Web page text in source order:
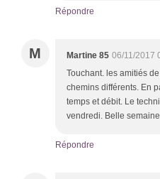
Répondre
M Martine 85 06/11/2017
Touchant. les amitiés
chemins différents. En
temps et débit. Le
vendredi. Belle
Répondre